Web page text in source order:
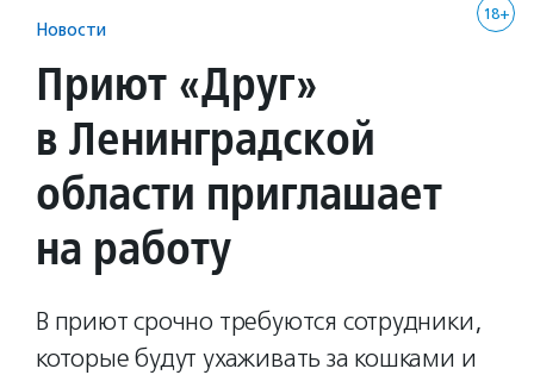
18+
Новости
Приют «Друг»
в Ленинградской
области приглашает
на работу
В приют срочно требуются сотрудники,
которые будут ухаживать за кошками и